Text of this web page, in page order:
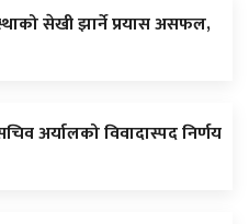
सेखी झार्ने प्रयास असफल,
अर्यालको विवादास्पद निर्णय